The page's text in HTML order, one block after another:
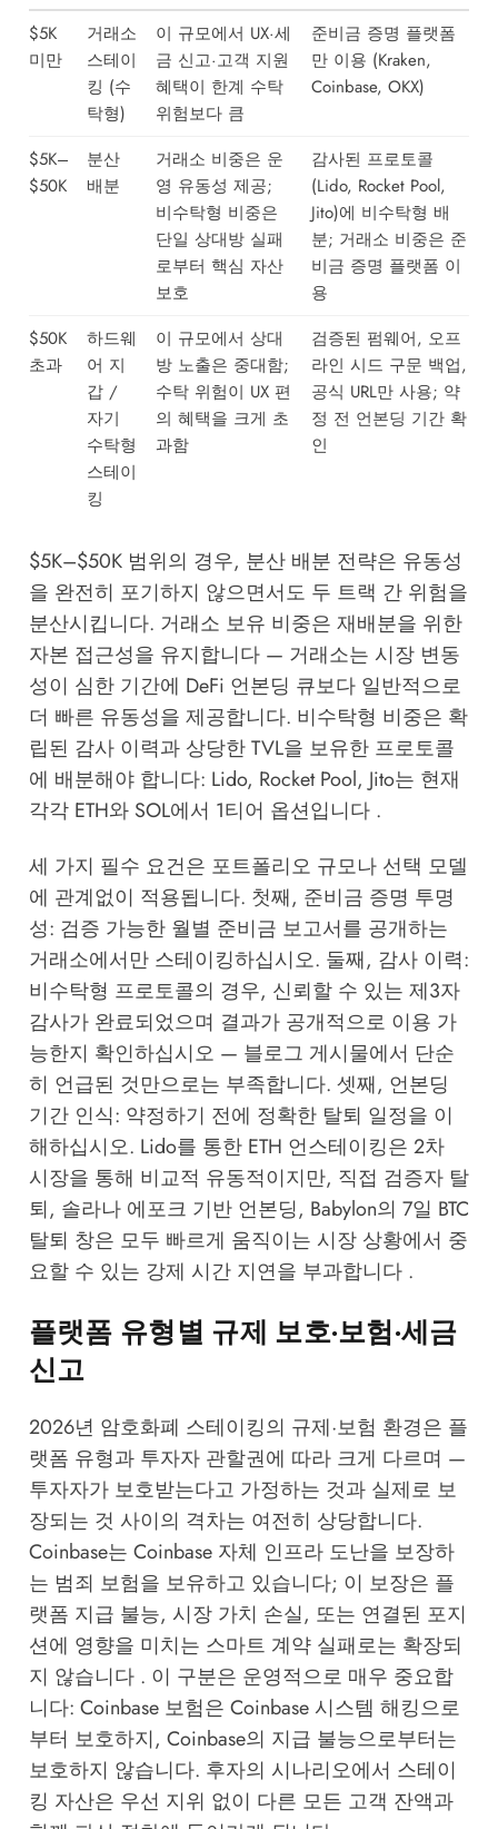
$5K
미만
거래소
스테이
킹 (수
탁형)
이 규모에서 UX·세
금 신고·고객 지원
혜택이 한계 수탁
위험보다 큼
준비금 증명 플랫폼
만 이용 (Kraken,
Coinbase, OKX)
$5K–
$50K
분산
배분
거래소 비중은 운
영 유동성 제공;
비수탁형 비중은
단일 상대방 실패
로부터 핵심 자산
보호
감사된 프로토콜
(Lido, Rocket Pool,
Jito)에 비수탁형 배
분; 거래소 비중은 준
비금 증명 플랫폼 이
용
$50K
초과
하드웨
어 지
갑 /
자기
수탁형
스테이
킹
이 규모에서 상대
방 노출은 중대함;
수탁 위험이 UX 편
의 혜택을 크게 초
과함
검증된 펌웨어, 오프
라인 시드 구문 백업,
공식 URL만 사용; 약
정 전 언본딩 기간 확
인
$5K–$50K 범위의 경우, 분산 배분 전략은 유동성
을 완전히 포기하지 않으면서도 두 트랙 간 위험을
분산시킵니다. 거래소 보유 비중은 재배분을 위한
자본 접근성을 유지합니다 — 거래소는 시장 변동
성이 심한 기간에 DeFi 언본딩 큐보다 일반적으로
더 빠른 유동성을 제공합니다. 비수탁형 비중은 확
립된 감사 이력과 상당한 TVL을 보유한 프로토콜
에 배분해야 합니다: Lido, Rocket Pool, Jito는 현재
각각 ETH와 SOL에서 1티어 옵션입니다 .
세 가지 필수 요건은 포트폴리오 규모나 선택 모델
에 관계없이 적용됩니다. 첫째, 준비금 증명 투명
성: 검증 가능한 월별 준비금 보고서를 공개하는
거래소에서만 스테이킹하십시오. 둘째, 감사 이력:
비수탁형 프로토콜의 경우, 신뢰할 수 있는 제3자
감사가 완료되었으며 결과가 공개적으로 이용 가
능한지 확인하십시오 — 블로그 게시물에서 단순
히 언급된 것만으로는 부족합니다. 셋째, 언본딩
기간 인식: 약정하기 전에 정확한 탈퇴 일정을 이
해하십시오. Lido를 통한 ETH 언스테이킹은 2차
시장을 통해 비교적 유동적이지만, 직접 검증자 탈
퇴, 솔라나 에포크 기반 언본딩, Babylon의 7일 BTC
탈퇴 창은 모두 빠르게 움직이는 시장 상황에서 중
요할 수 있는 강제 시간 지연을 부과합니다 .
플랫폼 유형별 규제 보호·보험·세금
신고
2026년 암호화폐 스테이킹의 규제·보험 환경은 플
랫폼 유형과 투자자 관할권에 따라 크게 다르며 —
투자자가 보호받는다고 가정하는 것과 실제로 보
장되는 것 사이의 격차는 여전히 상당합니다.
Coinbase는 Coinbase 자체 인프라 도난을 보장하
는 범죄 보험을 보유하고 있습니다; 이 보장은 플
랫폼 지급 불능, 시장 가치 손실, 또는 연결된 포지
션에 영향을 미치는 스마트 계약 실패로는 확장되
지 않습니다 . 이 구분은 운영적으로 매우 중요합
니다: Coinbase 보험은 Coinbase 시스템 해킹으로
부터 보호하지, Coinbase의 지급 불능으로부터는
보호하지 않습니다. 후자의 시나리오에서 스테이
킹 자산은 우선 지위 없이 다른 모든 고객 잔액과